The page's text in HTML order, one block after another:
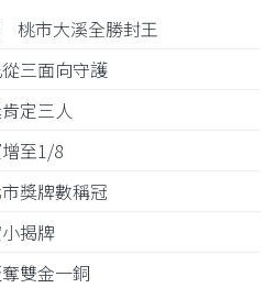
桃市大溪全勝封王
三面向守護
定三人
至1/8
獎牌數稱冠
揭牌
雙金一銅